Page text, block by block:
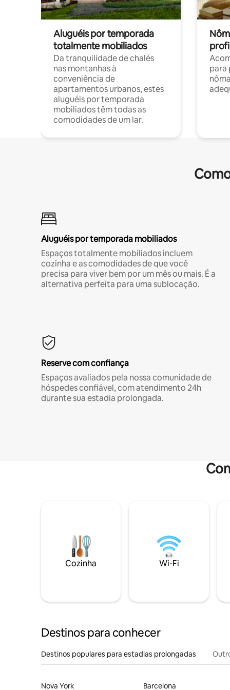
Aluguéis por temporada
totalmente mobiliados
Da tranquilidade de chalés
nas montanhas à
conveniência de
apartamentos urbanos, estes
aluguéis por temporada
mobiliados têm todas as
comodidades de um lar.
para
Aluguéis por temporada mobiliados
Espaços totalmente mobiliados incluem
cozinha e as comodidades de que você
precisa para viver bem por um mês ou mais. É a
alternativa perfeita para uma sublocação.
Reserve com confiança
Espaços avaliados pela nossa comunidade de
hóspedes confiável, com atendimento 24h
durante sua estadia prolongada.
Cozinha Wi-Fi
Destinos para conhecer
Destinos populares para estadias prolongadas
Nova York Barcelona